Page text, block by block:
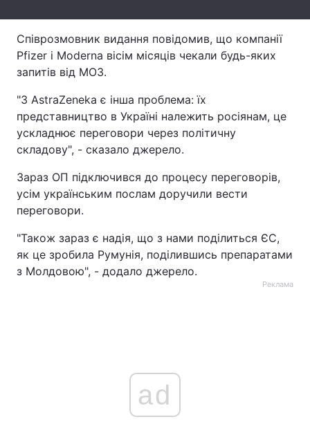
Послуги
Тема оформлення
Співрозмовник видання повідомив, що компанії
Pfizer і Moderna вісім місяців чекали будь-яких
запитів від МОЗ.
"З AstraZeneka є інша проблема: їх
представництво в Україні належить росіянам, це
ускладнює переговори через політичну
складову", - сказало джерело.
Зараз ОП підключився до процесу переговорів,
усім українським послам доручили вести
переговори.
"Також зараз є надія, що з нами поділиться ЄС,
як це зробила Румунія, поділившись препаратами
з Молдовою", - додало джерело.
Реклама
ad